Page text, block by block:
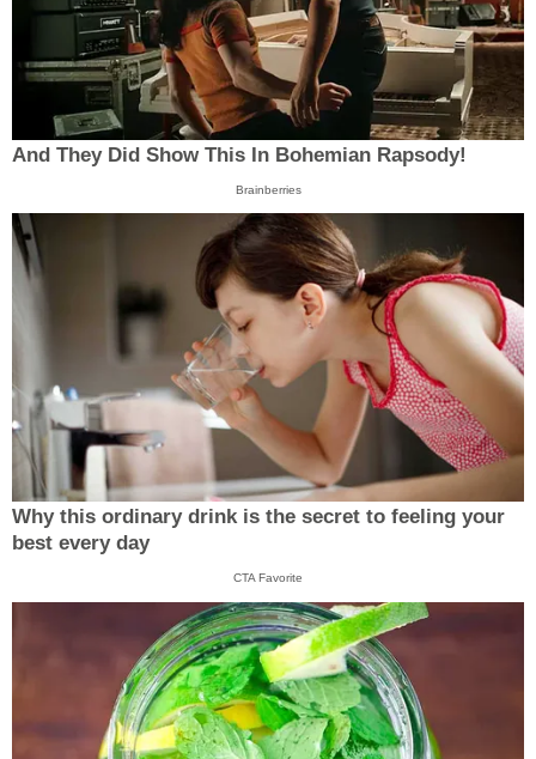
And They Did Show This In Bohemian Rapsody!
Brainberries
Why this ordinary drink is the secret to feeling your
best every day
CTA Favorite